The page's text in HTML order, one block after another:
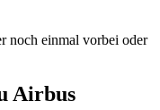
noch einmal vorbei oder
Airbus